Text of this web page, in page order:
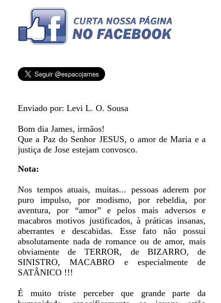
Enviado por: Levi L. O. Sousa
Bom dia James, irmãos!
Que a Paz do Senhor JESUS, o amor de Maria e a
justiça de Jose estejam convosco.
Nota:
Nos tempos atuais, muitas... pessoas aderem por
puro impulso, por modismo, por rebeldia, por
aventura, por “amor” e pelos mais adversos e
macabros motivos justificados, à práticas insanas,
aberrantes e descabidas. Esse fato não possui
absolutamente nada de romance ou de amor, mais
obviamente de TERROR, de BIZARRO, de
SINISTRO, MACABRO e especialmente de
SATÂNICO !!!
É muito triste perceber que grande parte da